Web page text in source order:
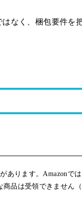
なく、梱包要件を
あります。Amazonで
品は受領できません（